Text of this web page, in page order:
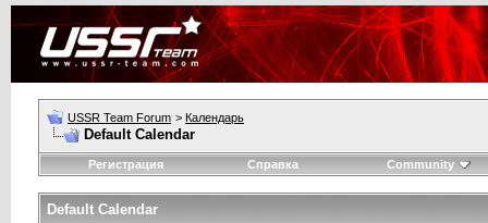
USSR Team Forum > Календарь
Default Calendar
Регистрация Справка Community
Default Calendar